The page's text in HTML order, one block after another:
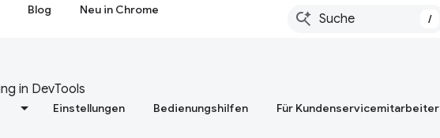
Blog Neu in Chrome
/
in DevTools
Einstellungen Bedienungshilfen Für Kundenservicemitarbeiter